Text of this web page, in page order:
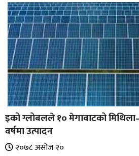
ऊर्जा
दक्षता
उहिलेकाे
खबर
हरित
हाइड्रोजन
इभी
सम्पादकीय
इको ग्लोबलले १० मेगावाटको
वर्षमा उत्पादन
२०७८ असोज २०